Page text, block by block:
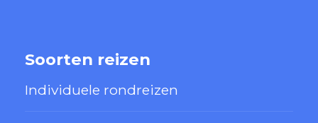
Soorten reizen
Individuele rondreizen